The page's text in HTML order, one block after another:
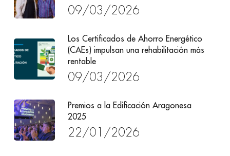
09/03/2026
Los Certificados de Ahorro Energético
(CAEs) impulsan una rehabilitación más
rentable
09/03/2026
Premios a la Edificación Aragonesa
2025
22/01/2026